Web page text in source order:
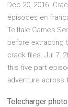
Dec 20, 2016.
épisodes en
Telltale Games
before extracting
crack files. Jul 7,
this five part
adventure across
Telecharger